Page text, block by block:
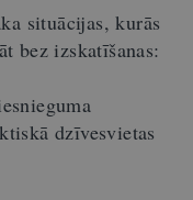
situācijas, kurās
bez izskatīšanas:
dzīvesvietas